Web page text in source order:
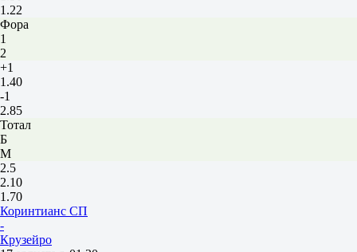
1.22
Фора
1
2
+1
1.40
-1
2.85
Тотал
Б
М
2.5
2.10
1.70
Коринтианс СП
-
Крузейро